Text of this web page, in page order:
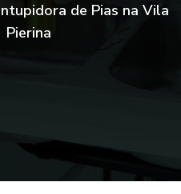
de Pias na Vila
Pierina